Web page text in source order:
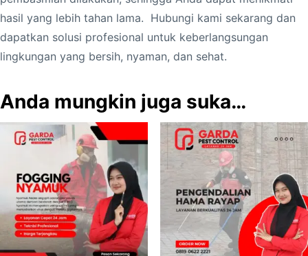
m
i
n
hasil yang lebih tahan lama. Hubungi kami sekarang dan
dapatkan solusi profesional untuk keberlangsungan
lingkungan yang bersih, nyaman, dan sehat.
Anda mungkin juga suka…